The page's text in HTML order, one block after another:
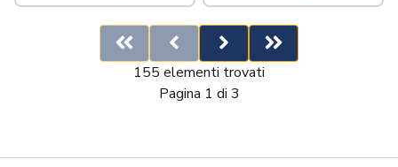
FirstPrevious
155 elementi trovati
Pagina 1 di 3
NextLast